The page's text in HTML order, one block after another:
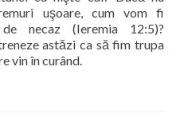
uşoare, cum vom fi
necaz (Ieremia 12:5)?
astăzi ca să fim trupa
vin în curând.